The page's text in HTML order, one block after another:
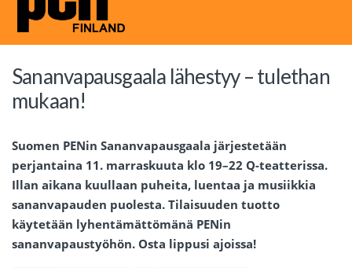
Sananvapausgaala lähestyy – tulethan
mukaan!
Suomen PENin Sananvapausgaala järjestetään
perjantaina 11. marraskuuta klo 19–22 Q-teatterissa.
Illan aikana kuullaan puheita, luentaa ja musiikkia
sananvapauden puolesta. Tilaisuuden tuotto
käytetään lyhentämättömänä PENin
sananvapaustyöhön. Osta lippusi ajoissa!